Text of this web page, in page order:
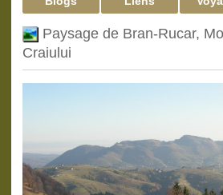
Paysage de Bran-Rucar,
Craiului